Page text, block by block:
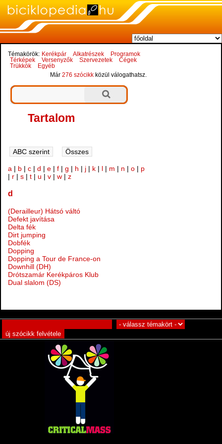
Témakörök: Kerékpár Alkatrészek
Programok
Térképek
Versenyzők Szervezetek
Cégek
Trükkök
Egyéb
Már276 szócikk közül válogathatsz.
Tartalom
a | b |c |d |e |f |g | h | j | k | l | m | n |o | p
| r |s |t |u |v |w |z
d
(Derailleur) Hátsó váltó
Defekt javítása
Delta fék
Dirt jumping
Dobfék
Dopping
Dopping a Tour de France-on
Downhill (DH)
Drótszamár Kerékpáros Klub
Dual slalom (DS)